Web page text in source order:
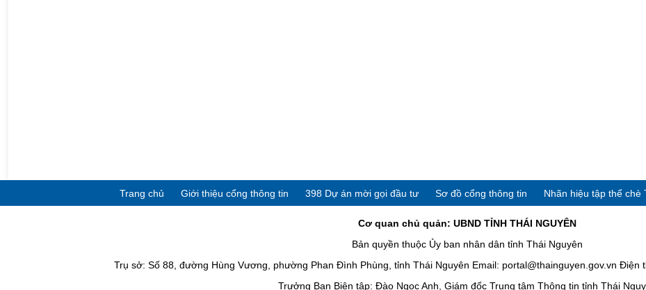
Trang chủ Giới thiệu cổng thông tin 398 Dự án mời gọi đầu tư Sơ đồ cổng thông tin Nhãn hiệu tập thể chè
Cơ quan chủ quản: UBND TỈNH THÁI NGUYÊN
Bản quyền thuộc Ủy ban nhân dân tỉnh Thái Nguyên
Trụ sở: Số 88, đường Hùng Vương, phường Phan Đình Phùng, tỉnh Thái Nguyên Email: portal@thainguyen.gov.vn Điện
Trưởng Ban Biên tập: Đào Ngọc Anh, Giám đốc Trung tâm Thông tin tỉnh Thái